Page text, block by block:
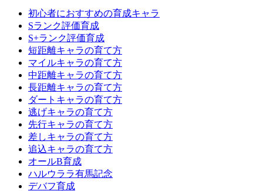
初心者におすすめの育成キャラ
Sランク評価育成
S+ランク評価育成
短距離キャラの育て方
マイルキャラの育て方
中距離キャラの育て方
長距離キャラの育て方
ダートキャラの育て方
逃げキャラの育て方
先行キャラの育て方
差しキャラの育て方
追込キャラの育て方
オールB育成
ハルウララ有馬記念
デバフ育成